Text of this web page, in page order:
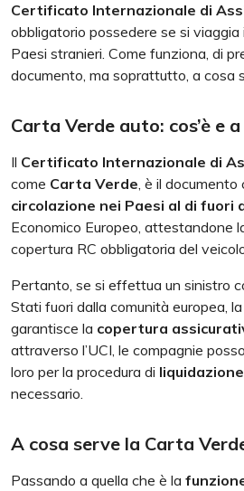
Certificato Internazionale di
obbligatorio possedere se si viaggia
Paesi stranieri. Come funziona, di
documento, ma soprattutto, a cosa
Carta Verde auto: cos’è e
Il Certificato Internazionale di
come Carta Verde, è il documento
circolazione nei Paesi al di fuori
Economico Europeo, attestandone
copertura RC obbligatoria del
Pertanto, se si effettua un sinistro
Stati fuori dalla comunità europea,
garantisce la copertura
attraverso l’UCI, le compagnie
loro per la procedura di liquidazione
necessario.
A cosa serve la Carta
Passando a quella che è la